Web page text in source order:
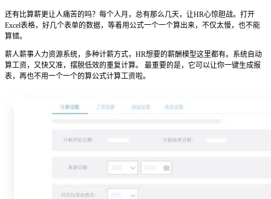
还有比算薪更让人痛苦的吗？每个人月，总有那么几天，让HR心惊胆战。打开
Excel表格，好几个表单的数据，等着用公式一个一个算出来，不仅太慢，也不能
算错。
薪人薪事人力资源系统，多种计薪方式，HR想要的薪酬模型这里都有。系统自动
算工资，又快又准，摆脱低效的重复计算。 最重要的是，它可以让你一键生成报
表，再也不用一个一个的算公式计算工资啦。